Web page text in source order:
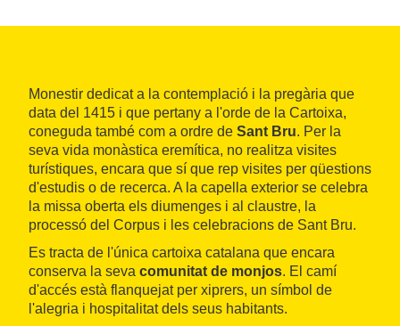
Monestir dedicat a la contemplació i la pregària que
data del 1415 i que pertany a l'orde de la Cartoixa,
coneguda també com a ordre de Sant Bru. Per la
seva vida monàstica eremítica, no realitza visites
turístiques, encara que sí que rep visites per qüestions
d'estudis o de recerca. A la capella exterior se celebra
la missa oberta els diumenges i al claustre, la
processó del Corpus i les celebracions de Sant Bru.
Es tracta de l'única cartoixa catalana que encara
conserva la seva comunitat de monjos. El camí
d'accés està flanquejat per xiprers, un símbol de
l'alegria i hospitalitat dels seus habitants.